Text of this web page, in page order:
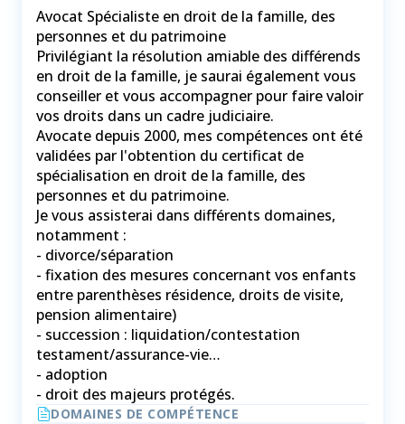
Avocat Spécialiste en droit de la famille, des
personnes et du patrimoine
Privilégiant la résolution amiable des différends
en droit de la famille, je saurai également vous
conseiller et vous accompagner pour faire valoir
vos droits dans un cadre judiciaire.
Avocate depuis 2000, mes compétences ont été
validées par l'obtention du certificat de
spécialisation en droit de la famille, des
personnes et du patrimoine.
Je vous assisterai dans différents domaines,
notamment :
- divorce/séparation
- fixation des mesures concernant vos enfants
entre parenthèses résidence, droits de visite,
pension alimentaire)
- succession : liquidation/contestation
testament/assurance-vie…
- adoption
- droit des majeurs protégés.
DOMAINES DE COMPÉTENCE